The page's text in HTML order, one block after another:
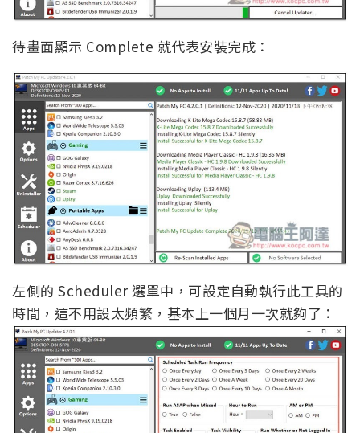
待畫面顯示 Complete 就代表安裝完成：
左側的 Scheduler 選單中，可設定自動執行此工具的
時間，這不用設太頻繁，基本上一個月一次就夠了：